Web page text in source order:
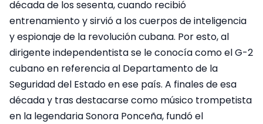
década de los sesenta, cuando recibió
entrenamiento y sirvió a los cuerpos de inteligencia
y espionaje de la revolución cubana. Por esto, al
dirigente independentista se le conocía como el G-2
cubano en referencia al Departamento de la
Seguridad del Estado en ese país. A finales de esa
década y tras destacarse como músico trompetista
en la legendaria Sonora Ponceña, fundó el